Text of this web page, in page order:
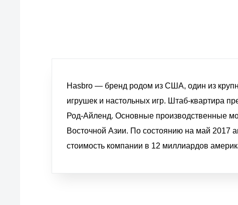
Hasbro — бренд родом из США, один из
игрушек и настольных игр. Штаб-квартира
Род-Айленд. Основные производственные
Восточной Азии. По состоянию на май 2017
стоимость компании в 12 миллиардов